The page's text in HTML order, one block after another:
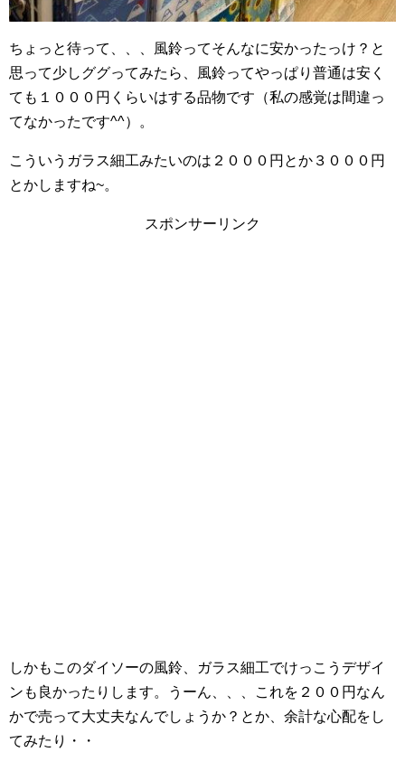
ちょっと待って、、、風鈴ってそんなに安かったっけ？と
思って少しググってみたら、風鈴ってやっぱり普通は安く
ても１０００円くらいはする品物です（私の感覚は間違っ
てなかったです^^）。
こういうガラス細工みたいのは２０００円とか３０００円
とかしますね~。
スポンサーリンク
しかもこのダイソーの風鈴、ガラス細工でけっこうデザイ
ンも良かったりします。うーん、、、これを２００円なん
かで売って大丈夫なんでしょうか？とか、余計な心配をし
てみたり・・